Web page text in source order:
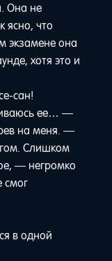
Она не
ясно, что
экзамене она
хотя это и
сан!
ее… —
на меня. —
Слишком
— негромко
смог
в одной